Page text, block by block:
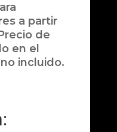
a partir
de
en el
incluido.